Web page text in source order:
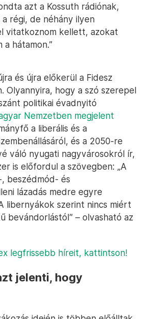
azt a Kossuth rádiónak,
régi, de néhány ilyen
vitatkoznom kellett, azokat
a hátamon.”
és újra előkerül a Fidesz
Olyannyira, hogy a szó szerepel
politikai évadnyitó
Nemzetben megjelent
a liberális és a
és a 2050-re
váló nyugati nagyvárosokról ír,
is előfordul a szövegben: „A
beszédmód- és
lázadás medre egyre
libernyákok szerint nincs miért
bevándorlástól” – olvasható az
legfrissebb híreit, kattintson!
jelenti, hogy